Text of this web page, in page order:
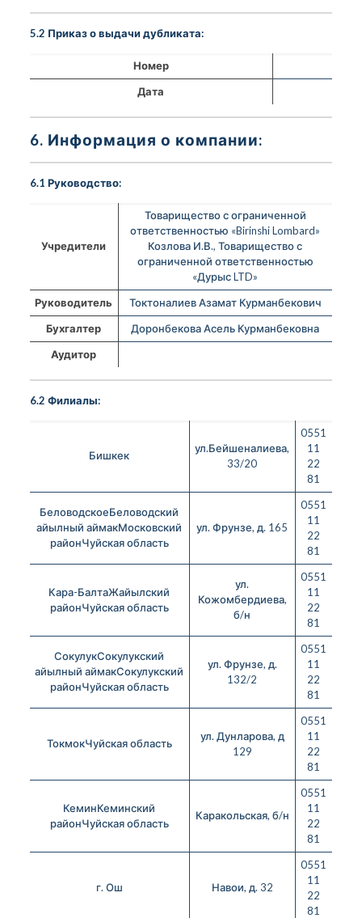
5.2 Приказ о выдачи дубликата:
Номер
Дата
6. Информация о компании:
6.1 Руководство:
Учредители
Товарищество с ограниченной
ответственностью «Birinshi Lombard»
Козлова И.В., Товарищество с
ограниченной ответственностью
«Дурыс LTD»
Руководитель
Токтоналиев Азамат Курманбекович
Бухгалтер
Доронбекова Асель Курманбековна
Аудитор
6.2 Филиалы:
Бишкек
ул.Бейшеналиева,
33/20
0551
11
22
81
БеловодскоеБеловодский
айылный аймакМосковский
районЧуйская область
ул. Фрунзе, д. 165
0551
11
22
81
Кара-БалтаЖайылский
районЧуйская область
ул.
Кожомбердиева,
б/н
0551
11
22
81
СокулукСокулукский
айылный аймакСокулукский
районЧуйская область
ул. Фрунзе, д.
132/2
0551
11
22
81
ТокмокЧуйская область
ул. Дунларова, д
129
0551
11
22
81
КеминКеминский
районЧуйская область
Каракольская, б/н
0551
11
22
81
г. Ош Навои, д. 32
0551
11
22
81